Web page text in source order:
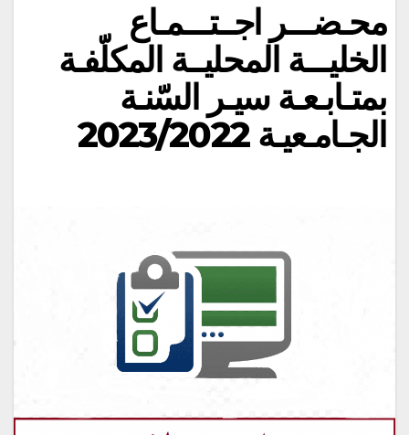
محـضـــر اجــتـــمـاع
الخليـــة المحليــة المكلّفـة
بمتـابـعـة سيـر السّنـة
الجـامـعيـة 2023/2022